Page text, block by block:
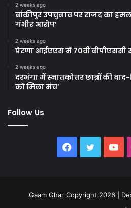
2 weeks ago
बांकीपुर उपचुनाव पर राजद का
गंभीर आरोप’
2 weeks ago
प्रेरणा आईएएस में 70वीं बीपीएससी
2 weeks ago
दरभंगा में स्नातकोत्तर छात्रों की वाद-
को मिला मंच’
Follow Us
Facebook
Twitter
Gaam Ghar Copyright 2026 |